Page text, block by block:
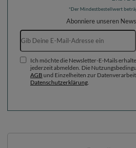
*Der Mindestbestellwert
Abonniere unseren
E-Mail-
Ich möchte die Newsletter-E-Mails
jederzeit abmelden. Die
AGB und Einzelheiten zur
Datenschutzerklärung